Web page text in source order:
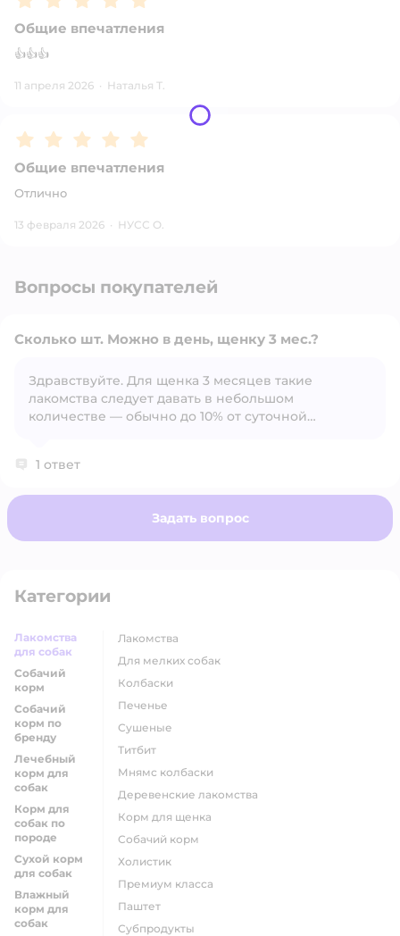
Общие впечатления
👍👍👍
11 апреля 2026 · Наталья Т.
Рейтинг:5
Общие впечатления
Отлично
13 февраля 2026 · НУСС О.
Вопросы покупателей
Открыть вопрос
Сколько шт. Можно в день, щенку 3 мес.?
Здравствуйте. Для щенка 3 месяцев такие
лакомства следует давать в небольшом
количестве — обычно до 10% от суточной
1 ответ
Задать вопрос
Категории
Лакомства
для собак
Собачий
корм
Собачий
корм по
бренду
Лечебный
корм для
собак
Корм для
собак по
породе
Сухой корм
для собак
Влажный
корм для
собак
лакомства
для мелких собак
колбаски
печенье
сушеные
титбит
мнямс колбаски
деревенские лакомства
корм для щенка
собачий корм
холистик
премиум класса
паштет
субпродукты